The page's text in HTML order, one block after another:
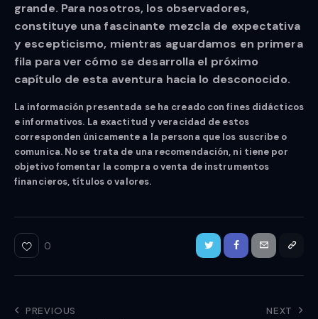
grande. Para nosotros, los observadores,
constituye una fascinante mezcla de expectativa
y escepticismo, mientras aguardamos en primera
fila para ver cómo se desarrolla el próximo
capítulo de esta aventura hacia lo desconocido.
La información presentada se ha creado con fines didácticos
e informativos. La exactitud y veracidad de estos
corresponden únicamente a la persona que los suscribe o
comunica. No se trata de una recomendación, ni tiene por
objetivo fomentar la compra o venta de instrumentos
financieros, títulos o valores.
0
PREVIOUS NEXT